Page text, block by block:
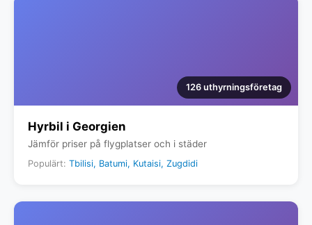
126 uthyrningsföretag
Hyrbil i Georgien
Jämför priser på flygplatser och i städer
Populärt: Tbilisi, Batumi, Kutaisi, Zugdidi